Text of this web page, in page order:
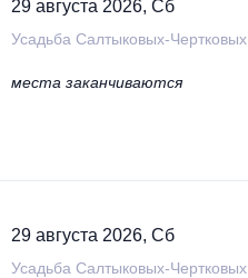
29 августа 2026, Сб
Усадьба Салтыковых-Чертковых
места заканчиваются
29 августа 2026, Сб
Усадьба Салтыковых-Чертковых